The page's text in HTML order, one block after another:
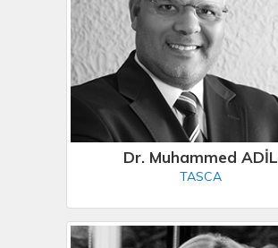
Dr. Muhammed ADİL
TASCA